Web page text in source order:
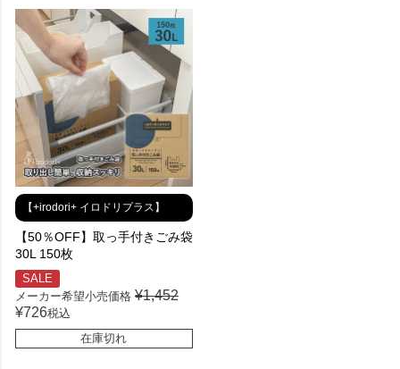
【+irodori+ イロドリプラス】
【50％OFF】取っ手付きごみ袋
30L 150枚
SALE
メーカー希望小売価格 ¥1,452
¥726税込
在庫切れ